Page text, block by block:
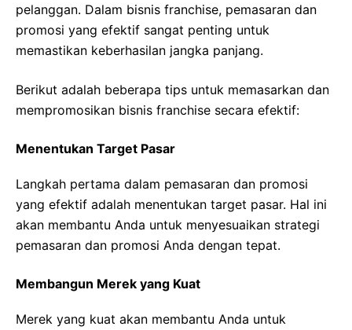
pelanggan. Dalam bisnis franchise, pemasaran dan
promosi yang efektif sangat penting untuk
memastikan keberhasilan jangka panjang.
Berikut adalah beberapa tips untuk memasarkan dan
mempromosikan bisnis franchise secara efektif:
Menentukan Target Pasar
Langkah pertama dalam pemasaran dan promosi
yang efektif adalah menentukan target pasar. Hal ini
akan membantu Anda untuk menyesuaikan strategi
pemasaran dan promosi Anda dengan tepat.
Membangun Merek yang Kuat
Merek yang kuat akan membantu Anda untuk